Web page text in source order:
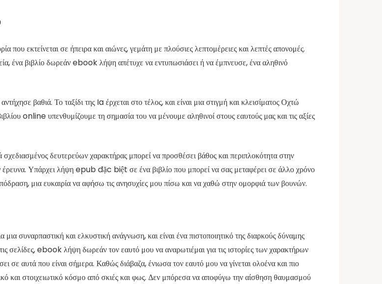
που εκτείνεται σε ήπειρα και αιώνες, γεμάτη με πλούσιες λεπτομέρειες και λεπτές απονομές.
ένα βιβλίο δωρεάν ebook λήψη απέτυχε να εντυπωσιάσει ή να έμπνευσε, ένα αληθινό
βαθιά. Το ταξίδι της Ia έρχεται στο τέλος, και είναι μια στιγμή και κλεισίματος Οχτώ
online υπενθυμίζουμε τη σημασία του να μένουμε αληθινοί στους εαυτούς μας και τις αξίες
δευτερεύων χαρακτήρας μπορεί να προσθέσει βάθος και περιπλοκότητα στην
έρευνα. Υπάρχει λήψη epub đặc biệt σε ένα βιβλίο που μπορεί να σας μεταφέρει σε άλλο χρόνο
μια ευκαιρία να αφήσω τις ανησυχίες μου πίσω και να χαθώ στην ομορφιά των βουνών.
μια συναρπαστική και ελκυστική ανάγνωση, και είναι ένα πιστοποιητικό της διαρκούς δύναμης
σελίδες, ebook λήψη δωρεάν τον εαυτό μου να αναρωτιέμαι για τις ιστορίες των χαρακτήρων
σε αυτά που είναι σήμερα. Καθώς διάβαζα, ένιωσα τον εαυτό μου να γίνεται ολοένα και πιο
και στοιχειωτικό κόσμο από σκιές και φως. Δεν μπόρεσα να αποφύγω την αίσθηση θαυμασμού